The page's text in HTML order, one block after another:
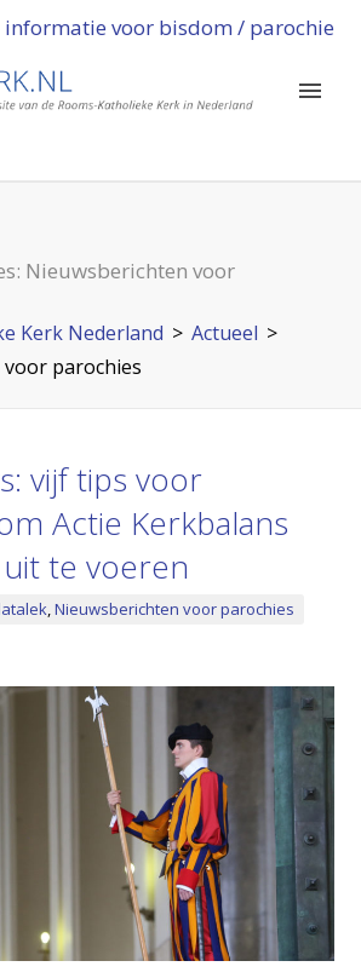
informatie voor bisdom / parochie
Nieuwsberichten voor
Kerk Nederland > Actueel >
parochies
vijf tips voor
Actie Kerkbalans
te voeren
,Nieuwsberichten voor parochies